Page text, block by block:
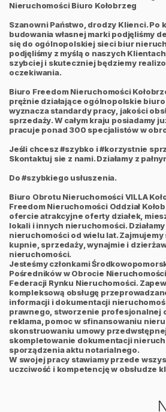
Nieruchomości Biuro Kołobrzeg
Szanowni Państwo, drodzy Klienci. Po
budowania własnej marki podjęliśmy
się do ogólnopolskiej sieci biur
podjęliśmy z myślą o naszych
szybciej i skuteczniej będziemy
oczekiwania.
Biuro Freedom Nieruchomości
prężnie działające ogólnopolskie
wyznacza standardy pracy, jakości
sprzedaży. W całym kraju posiadamy
pracuje ponad 300 specjalistów w
Jeśli chcesz #szybko i #korzystnie
Skontaktuj sie z nami. Działamy z
Do #szybkiego usłuszenia.
Biuro Obrotu Nieruchomości VILLA
Freedom Nieruchomości Oddział
ofercie atrakcyjne oferty działek,
lokali i innych nieruchomości.
nieruchomości od wielu lat.
kupnie, sprzedaży, wynajmie i
nieruchomości.
Jesteśmy członkami
Pośredników w Obrocie
Federacji Rynku Nieruchomości.
kompleksową obsługę
informacji i dokumentacji
prawnego, stworzenie profesjonalnej
reklama, pomoc w sfinansowaniu
skonstruowaniu umowy
skompletowanie dokumentacji
sporządzenia aktu notarialnego.
W swojej pracy stawiamy przede
uczciwość i kompetencję w obsłudze